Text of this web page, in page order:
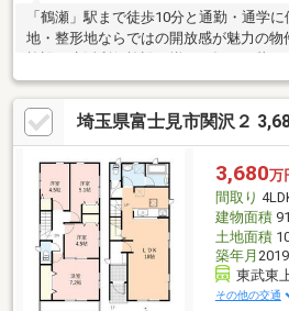
「鶴瀬」駅まで徒歩10分と通勤・通学
地・整形地ならではの開放感が魅力の物
てお住まいいただくことはもちろん、
めの建替え用地としてもご検討いただ
や周辺環境の良さもぜひご体感ください
見学日設定していただけます」そのほ
この機会に聞いていただければと思いま
埼玉県富士見市関沢２
3,680万
間取り
建物面積
土地面積
築年月
東武東
その他の交通